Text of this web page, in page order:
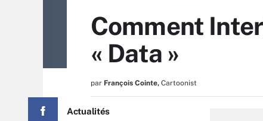
Comment
« Data »
par François Cointe, Cartoonist
Actualités